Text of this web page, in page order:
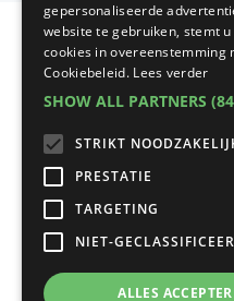
gepersonaliseerde
website te gebruiken, stemt
cookies in overeenstemming
Cookiebeleid. Lees verder
SHOW ALL PARTNERS
STRIKT
PRESTATIE
TARGETING
NIET-
ALLES